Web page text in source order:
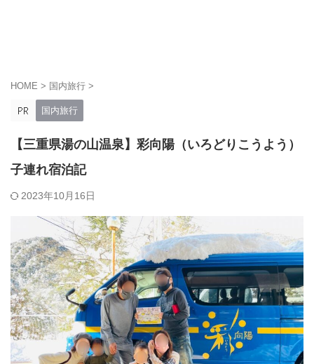
HOME > 国内旅行 >
国内旅行
【三重県湯の山温泉】彩向陽（いろどりこうよう）
子連れ宿泊記
2023年10月16日